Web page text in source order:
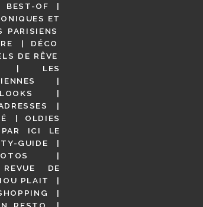
BEST-OF
ET
PARISIENS
DÉCO
DE RÊVE
LES
LOOKS
OLDIES
PAR ICI LE
GUIDE
REVUE DE
PLAIT
RESTO